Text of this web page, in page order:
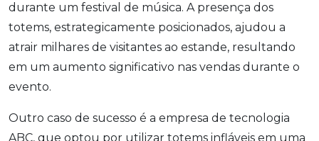
durante um festival de música. A presença dos
totems, estrategicamente posicionados, ajudou a
atrair milhares de visitantes ao estande, resultando
em um aumento significativo nas vendas durante o
evento.
Outro caso de sucesso é a empresa de tecnologia
ABC, que optou por utilizar totems infláveis em uma